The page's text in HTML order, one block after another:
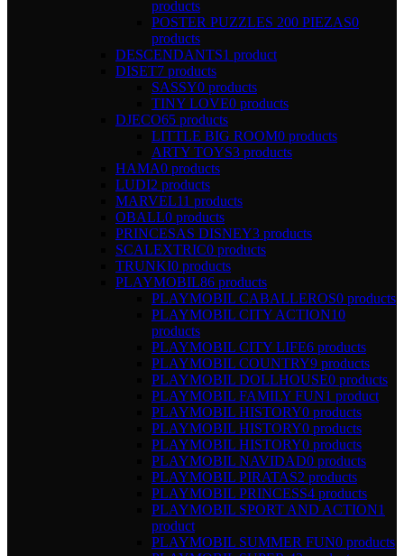
products
POSTER PUZZLES 200 PIEZAS0
products
DESCENDANTS1 product
DISET7 products
SASSY0 products
TINY LOVE0 products
DJECO65 products
LITTLE BIG ROOM0 products
ARTY TOYS3 products
HAMA0 products
LUDI2 products
MARVEL11 products
OBALL0 products
PRINCESAS DISNEY3 products
SCALEXTRIC0 products
TRUNKI0 products
PLAYMOBIL86 products
PLAYMOBIL CABALLEROS0 products
PLAYMOBIL CITY ACTION10
products
PLAYMOBIL CITY LIFE6 products
PLAYMOBIL COUNTRY9 products
PLAYMOBIL DOLLHOUSE0 products
PLAYMOBIL FAMILY FUN1 product
PLAYMOBIL HISTORY0 products
PLAYMOBIL HISTORY0 products
PLAYMOBIL HISTORY0 products
PLAYMOBIL NAVIDAD0 products
PLAYMOBIL PIRATAS2 products
PLAYMOBIL PRINCESS4 products
PLAYMOBIL SPORT AND ACTION1
product
PLAYMOBIL SUMMER FUN0 products